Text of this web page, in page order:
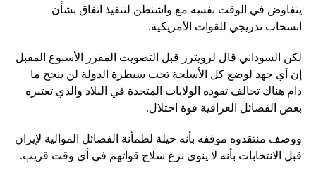
يتفاوض في الوقت نفسه مع واشنطن لتنفيذ اتفاق بشأن
انسحاب تدريجي للقوات الأمريكية.
لكن السوداني قال لرويترز قبل التصويت المقرر الأسبوع المقبل
إن أي جهد لوضع كل الأسلحة تحت سيطرة الدولة لن ينجح ما
دام هناك تحالف تقوده الولايات المتحدة في البلاد والذي تعتبره
بعض الفصائل العراقية قوة احتلال.
ووصف منتقدوه موقفه بأنه حيلة لطمأنة الفصائل الموالية لإيران
قبل الانتخابات بأنه لا ينوي نزع سلاح قواتهم في أي وقت قريب.